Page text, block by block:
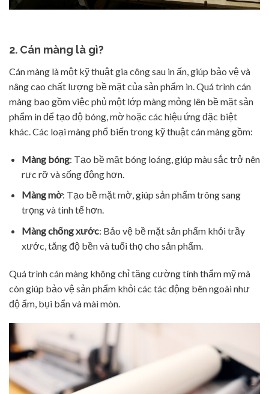
2. Cán màng là gì?
Cán màng là một kỹ thuật gia công sau in ấn, giúp bảo vệ và
nâng cao chất lượng bề mặt của sản phẩm in. Quá trình cán
màng bao gồm việc phủ một lớp màng mỏng lên bề mặt sản
phẩm in để tạo độ bóng, mờ hoặc các hiệu ứng đặc biệt
khác. Các loại màng phổ biến trong kỹ thuật cán màng gồm:
Màng bóng: Tạo bề mặt bóng loáng, giúp màu sắc trở nên
rực rỡ và sống động hơn.
Màng mờ: Tạo bề mặt mờ, giúp sản phẩm trông sang
trọng và tinh tế hơn.
Màng chống xước: Bảo vệ bề mặt sản phẩm khỏi trầy
xước, tăng độ bền và tuổi thọ cho sản phẩm.
Quá trình cán màng không chỉ tăng cường tính thẩm mỹ mà
còn giúp bảo vệ sản phẩm khỏi các tác động bên ngoài như
độ ẩm, bụi bẩn và mài mòn.